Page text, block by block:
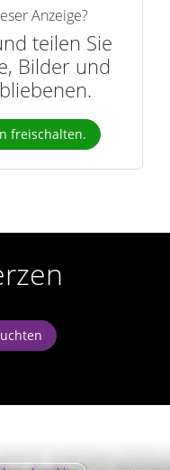
Anzeige?
teilen Sie
Bilder und
freischalten.